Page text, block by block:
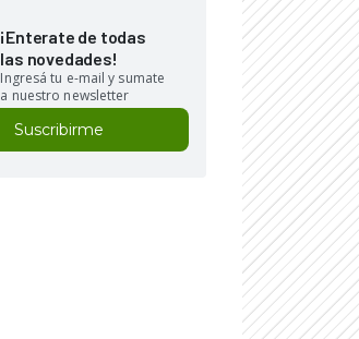
¡Enterate de todas
las novedades!
Ingresá tu e-mail y sumate
a nuestro newsletter
Suscribirme